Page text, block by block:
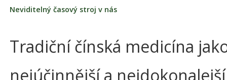
Neviditelný časový stroj v nás
Tradiční čínská medicína
nejúčinnější a